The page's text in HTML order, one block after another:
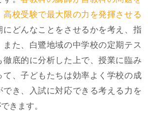
高校受験で最大限の力を発揮させる
にどんなことをさせるかを考え、指
た、白鷺地域の中学校の定期テス
徹底的に分析した上で、授業に臨み
て、子どもたちは効率よく学校の成
でき、入試に対応できる考える力を
きます。